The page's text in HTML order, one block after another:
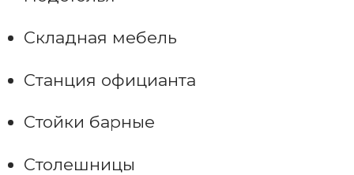
Складная мебель
Станция официанта
Стойки барные
Столешницы